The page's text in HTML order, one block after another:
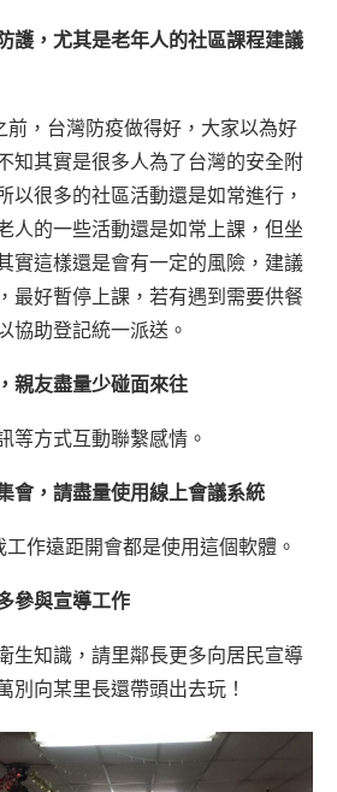
護，尤其是老年人的社區課程建議
，台灣防疫做得好，大家以為好
知其實是很多人為了台灣的安全附
以很多的社區活動還是如常進行，
人的一些活動還是如常上課，但坐
實這樣還是會有一定的風險，建議
最好暫停上課，若有遇到需要供餐
協助登記統一派送。
親友盡量少碰面來往
等方式互動聯繫感情。
會，請盡量使用線上會議系統
作遠距開會都是使用這個軟體。
參與宣導工作
生知識，請里鄰長更多向居民宣導
別向某里長還帶頭出去玩！